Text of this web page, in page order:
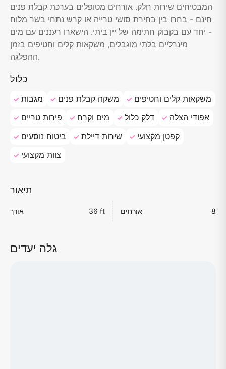
המבטיחים שירות חלק. אורחים מטופלים בערכת קבלת פנים
חינם - בחרו בין בחירת סושי טרייה או קרש נתחי בשר מלוח
- יחד עם בקבוק חתימה של יין ביתי. הישארו רעננים עם מים
מינרליים בלתי מוגבלים, משקאות קלים וחטיפים בזמן
ההפלגה.
כלול
מגבות משקה קבלת פנים
משקאות קלים וחטיפים
פירות טריים
מים וקרח דלק כלול
אפודי הצלה
ביטוח נוסעים
שירות דיילת
קפטן מקצועי
צוות מקצועי
תיאור
אורך 36 ft אורחים 8
גלה יעדים